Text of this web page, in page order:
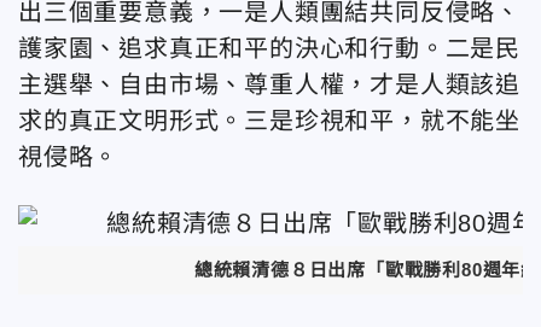
出三個重要意義，一是人類團結共同反侵略、
護家園、追求真正和平的決心和行動。二是民
主選舉、自由市場、尊重人權，才是人類該追
求的真正文明形式。三是珍視和平，就不能坐
視侵略。
總統賴清德８日出席「歐戰勝利80週年